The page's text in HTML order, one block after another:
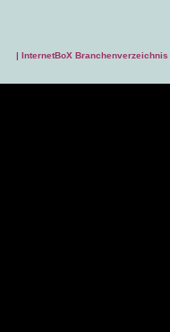
| InternetBoX Branchenverzeichnis